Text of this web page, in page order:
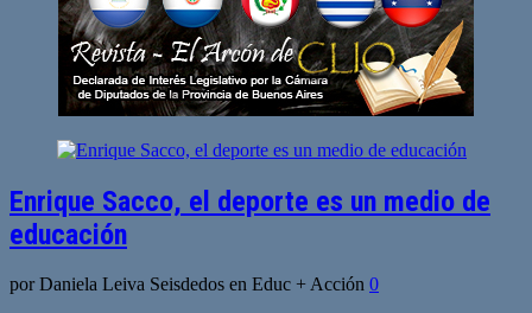
Enrique Sacco, el deporte es un medio de
educación
por Daniela Leiva Seisdedos en Educ + Acción 0